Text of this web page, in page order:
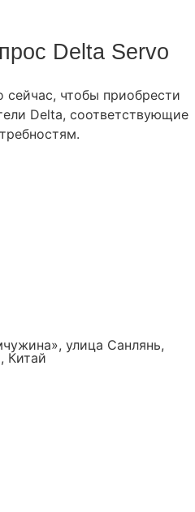
Delta Servo
чтобы приобрести
Delta, соответствующие
улица Санлянь,
Китай